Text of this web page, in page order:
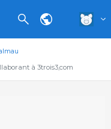
à 3trois3,com